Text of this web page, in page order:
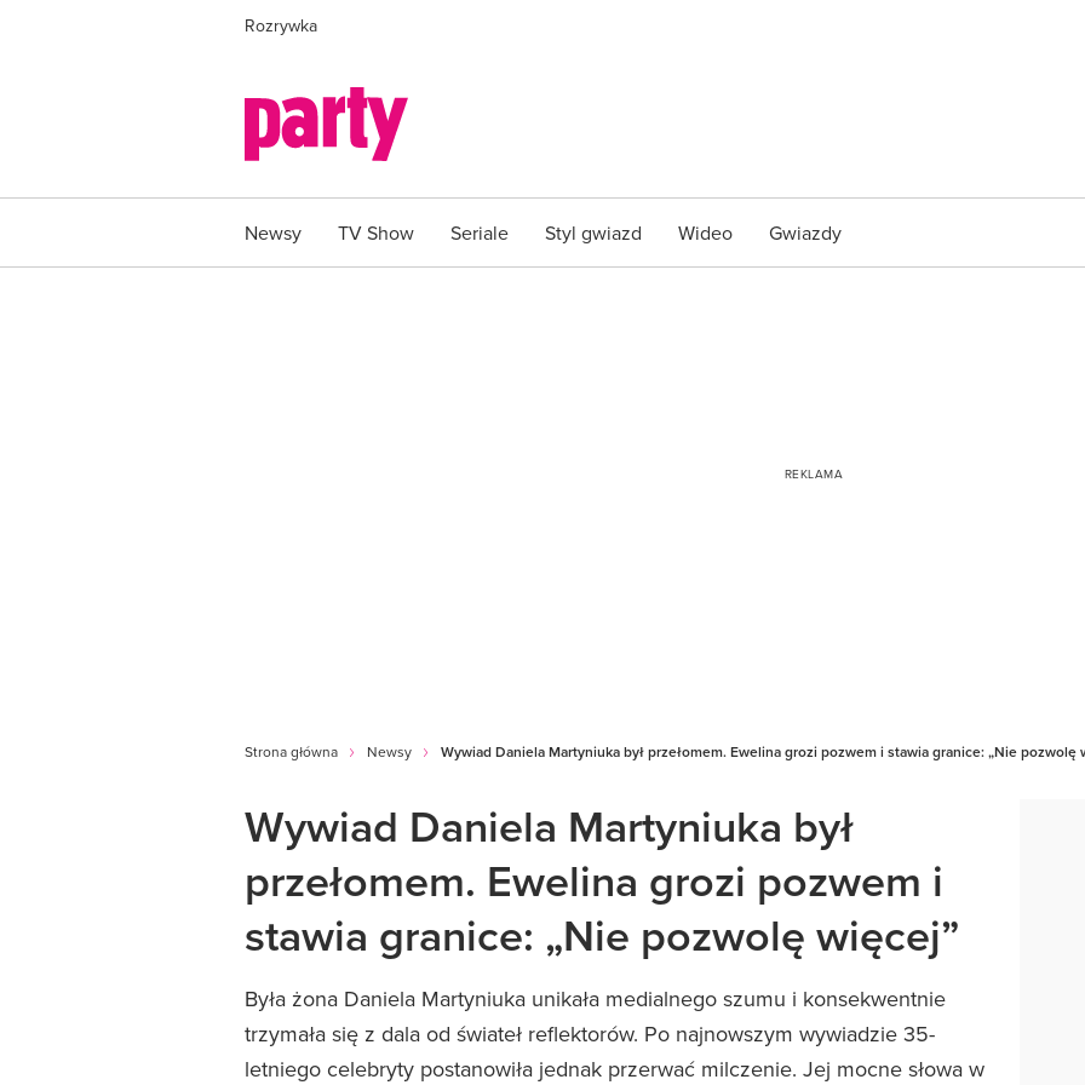
Rozrywka
Newsy TV Show Seriale Styl gwiazd Wideo Gwiazdy
Strona główna Newsy Wywiad Daniela Martyniuka był przełomem. Ewelina grozi pozwem i stawia granice: „Nie pozwolę
Wywiad Daniela Martyniuka był
przełomem. Ewelina grozi pozwem i
stawia granice: „Nie pozwolę więcej”
Była żona Daniela Martyniuka unikała medialnego szumu i konsekwentnie
trzymała się z dala od świateł reflektorów. Po najnowszym wywiadzie 35-
letniego celebryty postanowiła jednak przerwać milczenie. Jej mocne słowa w